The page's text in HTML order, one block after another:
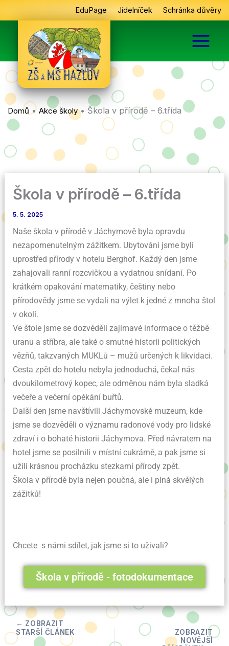
na
EduPage Jídelníček Schránka důvěry
Domů • Akce školy• Škola v přírodě – 6.třída
Škola v přírodě – 6.třída
5. 5. 2025
Naše škola v přírodě v Jáchymově byla opravdu
nezapomenutelným zážitkem. Ubytováni jsme byli
uprostřed přírody v hotelu Berghof. Každý den jsme
zahajovali ranní rozcvičkou a vydatnou snídaní. Po
krátkém opakování matematiky, češtiny nebo
přírodovědy jsme se vydali na výlet k jedné z mnoha štol
v okolí.
Ve štole jsme se dozvěděli zajímavé informace o těžbě
uranu a stříbra, ale také o smutné historii politických
vězňů, takzvaných MUKLů – mužů určených k likvidaci.
Cesta zpět do hotelu nebyla jednoduchá, čekal nás
dvoukilometrový kopec, ale odměnou nám byla sladká
večeře a večerní opékání buřtů.
Další den jsme navštívili Jáchymovské muzeum, kde
jsme se dozvěděli o významu radonové vody pro lidské
zdraví i o bohaté historii Jáchymova. Před návratem na
hotel jsme se posilnili v místní cukrárně, a pak jsme si
užili krásnou procházku stezkami přírody zpět.
Škola v přírodě byla nejen poučná, ale i plná skvělých
zážitků!
Chcete s námi sdílet, jak jsme si to uživali?
Škola v přírodě - fotodokumentace